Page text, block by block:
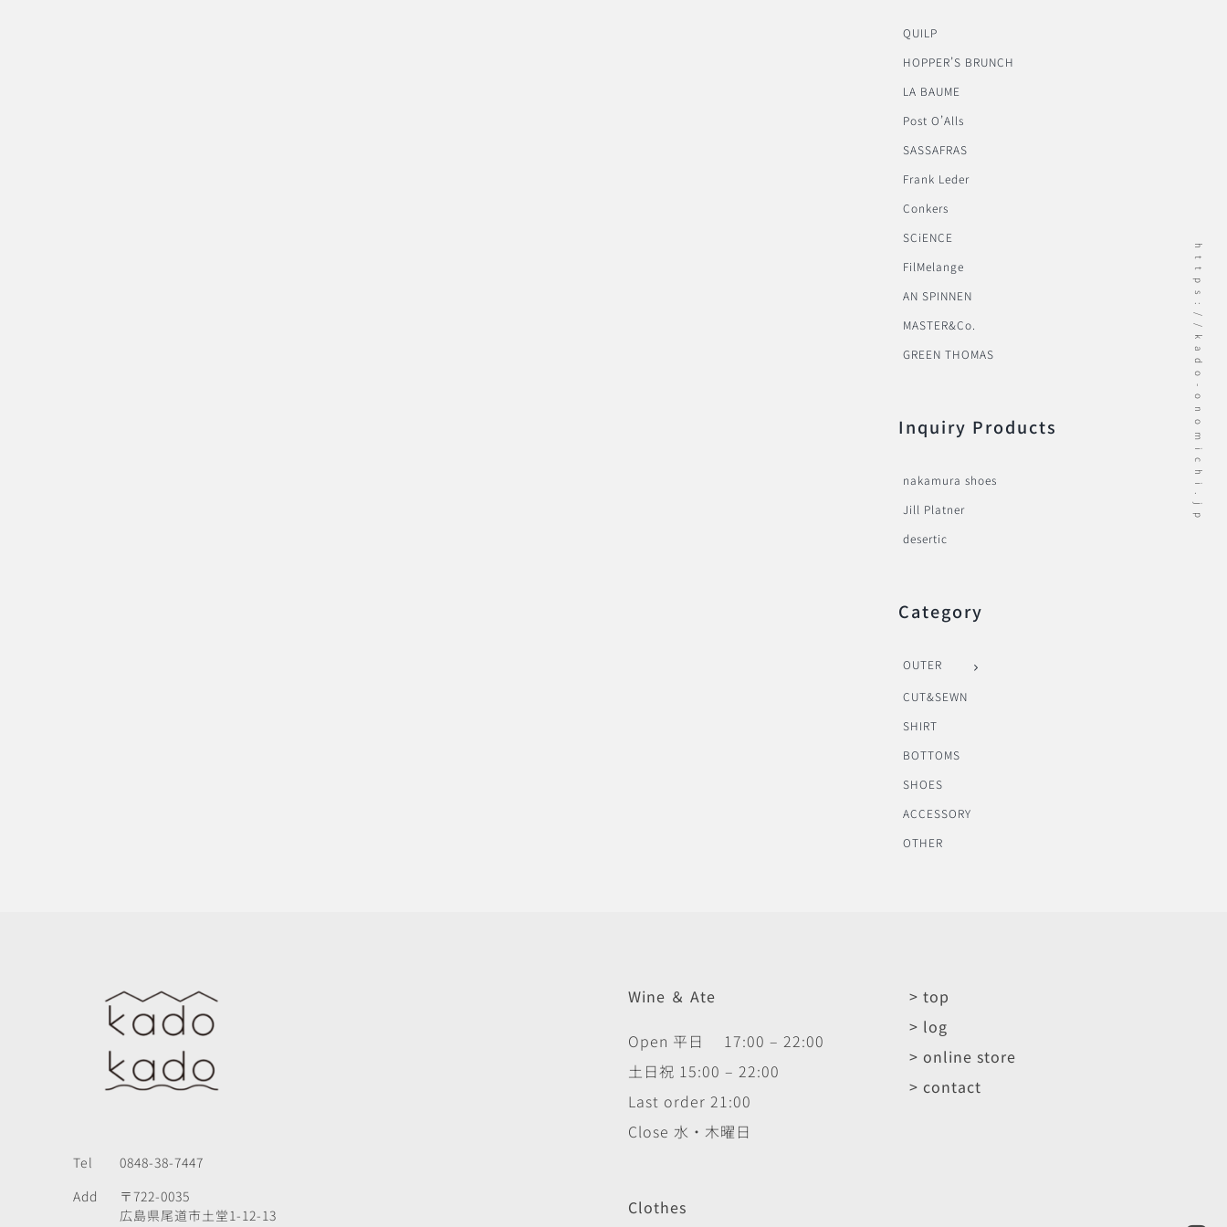
QUILP
HOPPER’S BRUNCH
LA BAUME
Post O’Alls
SASSAFRAS
Frank Leder
Conkers
SCiENCE
FilMelange
AN SPINNEN
MASTER&Co.
GREEN THOMAS
Inquiry Products
nakamura shoes
Jill Platner
desertic
Category
OUTER
CUT&SEWN
SHIRT
BOTTOMS
SHOES
ACCESSORY
OTHER
Tel
0848-38-7447
Add
〒722-0035
広島県尾道市土堂1-12-13
Wine ＆ Ate
Open 平日 17:00 – 22:00
土日祝 15:00 – 22:00
Last order 21:00
Close 水・木曜日
Clothes
> top
> log
> online store
> contact
https://kado-onomichi.jp